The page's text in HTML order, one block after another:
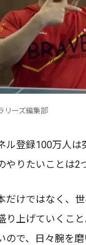
リーズ編集部
ル登録100万人は
やりたいことは2
だけではなく、
り上げていくこ
ので、日々腕を